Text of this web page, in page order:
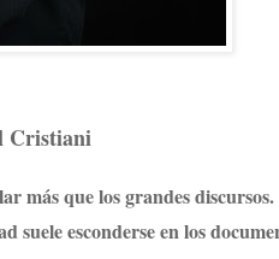
Cristiani
más que los grandes
esconderse en los